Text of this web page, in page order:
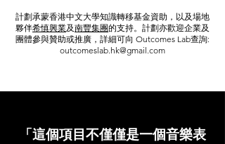
計劃承蒙香港中文大學知識轉移基金資助，以及場地
夥伴希慎興業及南豐集團的支持。計劃亦歡迎企業及
團體參與贊助或推廣，詳細可向 Outcomes Lab查詢:
outcomeslab.hk@gmail.com
「這個項目不僅僅是一個音樂表